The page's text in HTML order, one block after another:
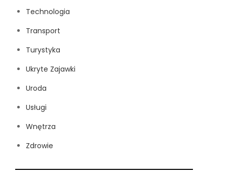
Technologia
Transport
Turystyka
Ukryte Zajawki
Uroda
Usługi
Wnętrza
Zdrowie